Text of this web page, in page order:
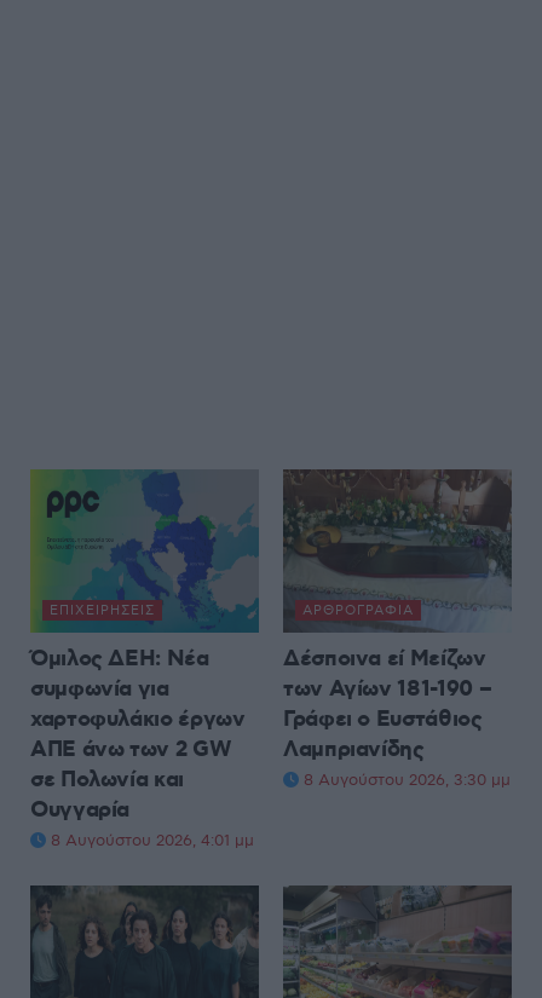
ΕΠΙΧΕΙΡΉΣΕΙΣ
Όμιλος ΔΕΗ: Νέα
συμφωνία για
χαρτοφυλάκιο έργων
ΑΠΕ άνω των 2 GW
σε Πολωνία και
Ουγγαρία
8 Αυγούστου 2026, 4:01 μμ
ΑΡΘΡΟΓΡΑΦΊΑ
Δέσποινα εί Μείζων
των Αγίων 181-190 –
Γράφει ο Ευστάθιος
Λαμπριανίδης
8 Αυγούστου 2026, 3:30 μμ